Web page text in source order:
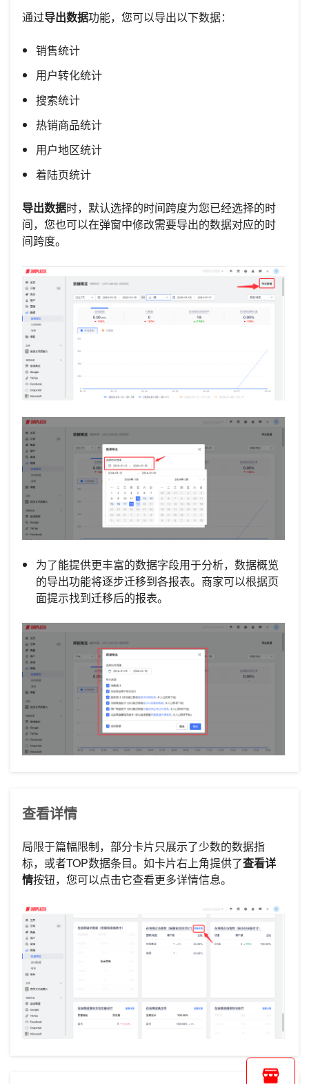
通过导出数据功能，您可以导出以下数据：
销售统计
用户转化统计
搜索统计
热销商品统计
用户地区统计
着陆页统计
导出数据时，默认选择的时间跨度为您已经选择的时
间，您也可以在弹窗中修改需要导出的数据对应的时
间跨度。
为了能提供更丰富的数据字段用于分析，数据概览
的导出功能将逐步迁移到各报表。商家可以根据页
面提示找到迁移后的报表。
查看详情
局限于篇幅限制，部分卡片只展示了少数的数据指
标，或者TOP数据条目。如卡片右上角提供了查看详
情按钮，您可以点击它查看更多详情信息。